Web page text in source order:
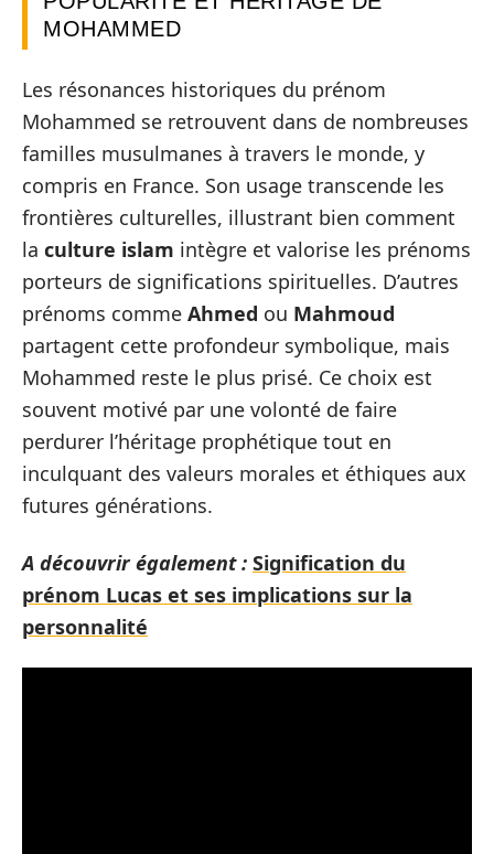
MOHAMMED
Les résonances historiques du prénom
Mohammed se retrouvent dans de nombreuses
familles musulmanes à travers le monde, y
compris en France. Son usage transcende les
frontières culturelles, illustrant bien comment
la culture islam intègre et valorise les prénoms
porteurs de significations spirituelles. D’autres
prénoms comme Ahmed ou Mahmoud
partagent cette profondeur symbolique, mais
Mohammed reste le plus prisé. Ce choix est
souvent motivé par une volonté de faire
perdurer l’héritage prophétique tout en
inculquant des valeurs morales et éthiques aux
futures générations.
A découvrir également : Signification du
prénom Lucas et ses implications sur la
personnalité